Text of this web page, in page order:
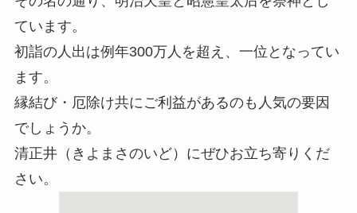
ています。
初詣の人出は例年300万人を超え、一位となってい
ます。
縁結び・厄除け共にご利益があるのも人気の要因
でしょうか。
清正井（きよまさのいど）にぜひお立ち寄りくだ
さい。